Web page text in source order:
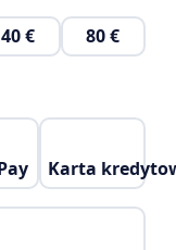
40 € 80 €
Karta